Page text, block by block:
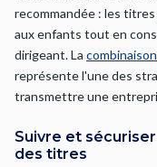
recommandée : les
aux enfants tout en
dirigeant. La
représente l'une des
transmettre une
Suivre et
des titres